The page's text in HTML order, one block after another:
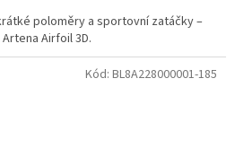
poloměry a sportovní zatáčky –
Airfoil 3D.
Kód: BL8A228000001-185